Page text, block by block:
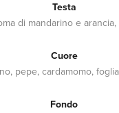
Testa
di mandarino e
Cuore
pepe, cardamomo,
Fondo